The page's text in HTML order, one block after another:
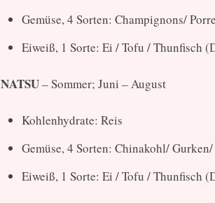
Gemüse, 4 Sorten: Champignons/
Eiweiß, 1 Sorte: Ei / Tofu / Thunfisch
NATSU– Sommer; Juni – August
Kohlenhydrate: Reis
Gemüse, 4 Sorten: Chinakohl/
Eiweiß, 1 Sorte: Ei / Tofu / Thunfisch